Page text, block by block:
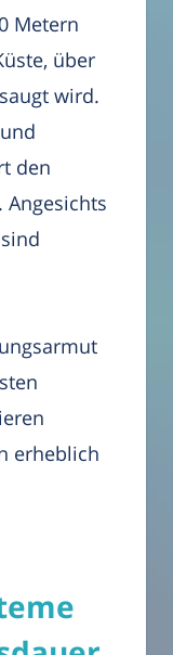
Metern
über
wird.
den
erheblich